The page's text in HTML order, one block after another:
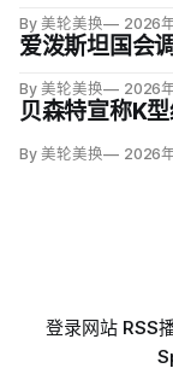
By 美轮美换 2026
爱泼斯坦国会
By 美轮美换 2026
贝森特宣称K
By 美轮美换 2026
登录网站 RSS